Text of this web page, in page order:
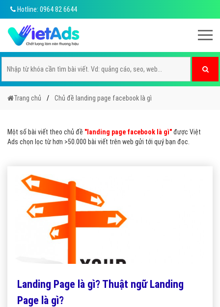
Hotline: 0964 82 6644
Trang chủ Chủ đề landing page facebook là gì
Một số bài viết theo chủ đề "landing page facebook là gì"được Việt
Ads chọn lọc từ hơn >50.000 bài viết trên web gửi tới quý bạn đọc.
Landing Page là gì? Thuật ngữ Landing
Page là gì?